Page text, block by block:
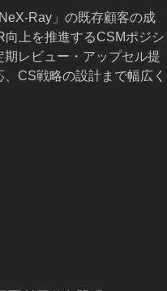
Ray」の既存顧客の成
上を推進するCSMポジシ
期レビュー・アップセル提
CS戦略の設計まで幅広く